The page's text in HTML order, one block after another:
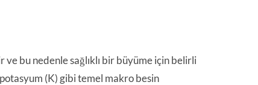
bu nedenle sağlıklı bir büyüme için belirli
(K) gibi temel makro besin